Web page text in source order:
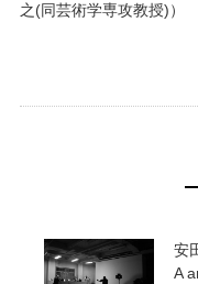
之(同芸術学専攻教授)）
安
A